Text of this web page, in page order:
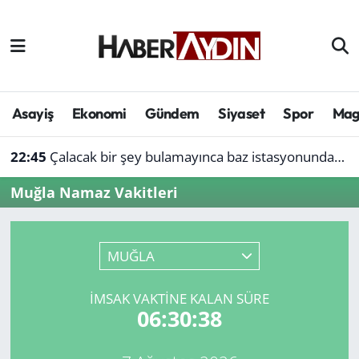
Asayiş Ekonomi Gündem Siyaset Spor
22:45 Çalacak bir şey bulamayınca baz istasyonundan akü çaldı
Muğla Namaz Vakitleri
MUĞLA
İMSAK VAKTINE KALAN SÜRE
06:30:38
Afyonkarahisar
Çevre
Denizli
Genel
Aydın Hava Durumu
Süper Lig Puan Durumu ve Fikstür
Tüm Manşetler
Son Dakika Haberleri
Haber Arşivi